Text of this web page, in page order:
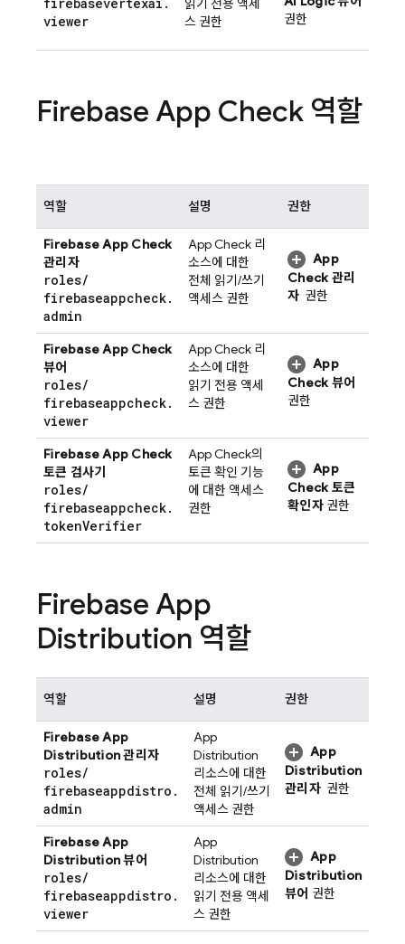
viewer
읽기 전용 액세
스 권한
권한
Firebase App Check 역할
역할 설명 권한
Firebase App Check
관리자
roles/
firebaseappcheck.
admin
App Check 리
소스에 대한
전체 읽기/쓰기
액세스 권한
App
Check 관리
자 권한
Firebase App Check
뷰어
roles/
firebaseappcheck.
viewer
App Check 리
소스에 대한
읽기 전용 액세
스 권한
App
Check 뷰어
권한
Firebase App Check
토큰 검사기
roles/
firebaseappcheck.
tokenVerifier
App Check의
토큰 확인 기능
에 대한 액세스
권한
App
Check 토큰
확인자권한
Firebase App
Distribution 역할
역할 설명 권한
Firebase App
Distribution관리자
roles/
firebaseappdistro .
admin
App
Distribution
리소스에 대한
전체 읽기/쓰기
액세스 권한
App
Distribution
관리자권한
Firebase App
Distribution뷰어
roles/
firebaseappdistro .
viewer
App
Distribution
리소스에 대한
읽기 전용 액세
스 권한
App
Distribution
뷰어 권한